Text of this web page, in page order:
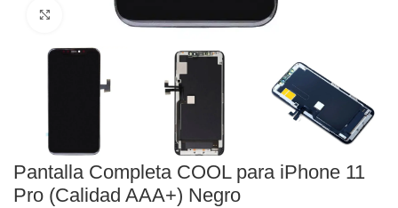
Click to enlarge
Pantalla Completa COOL para iPhone 11
Pro (Calidad AAA+) Negro